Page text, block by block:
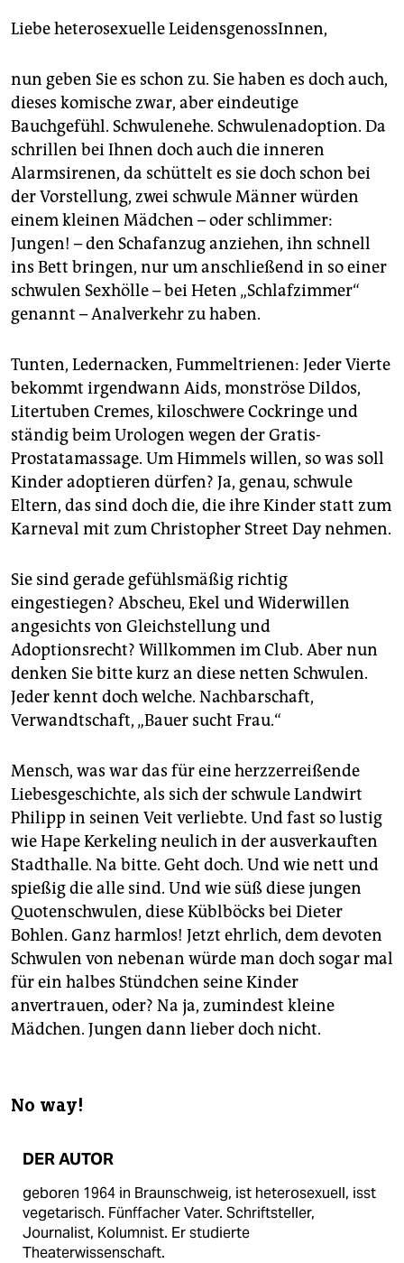
unterstützen
genossenschaft
epaper login
Liebe heterosexuelle LeidensgenossInnen,
nun geben Sie es schon zu. Sie haben es doch auch,
dieses komische zwar, aber eindeutige
Bauchgefühl. Schwulenehe. Schwulenadoption. Da
schrillen bei Ihnen doch auch die inneren
Alarmsirenen, da schüttelt es sie doch schon bei
der Vorstellung, zwei schwule Männer würden
einem kleinen Mädchen – oder schlimmer:
Jungen! – den Schafanzug anziehen, ihn schnell
ins Bett bringen, nur um anschließend in so einer
schwulen Sexhölle – bei Heten „Schlafzimmer“
genannt – Analverkehr zu haben.
Tunten, Ledernacken, Fummeltrienen: Jeder Vierte
bekommt irgendwann Aids, monströse Dildos,
Litertuben Cremes, kiloschwere Cockringe und
ständig beim Urologen wegen der Gratis-
Prostatamassage. Um Himmels willen, so was soll
Kinder adoptieren dürfen? Ja, genau, schwule
Eltern, das sind doch die, die ihre Kinder statt zum
Karneval mit zum Christopher Street Day nehmen.
Sie sind gerade gefühlsmäßig richtig
eingestiegen? Abscheu, Ekel und Widerwillen
angesichts von Gleichstellung und
Adoptionsrecht? Willkommen im Club. Aber nun
denken Sie bitte kurz an diese netten Schwulen.
Jeder kennt doch welche. Nachbarschaft,
Verwandtschaft, „Bauer sucht Frau.“
Mensch, was war das für eine herzzerreißende
Liebesgeschichte, als sich der schwule Landwirt
Philipp in seinen Veit verliebte. Und fast so lustig
wie Hape Kerkeling neulich in der ausverkauften
Stadthalle. Na bitte. Geht doch. Und wie nett und
spießig die alle sind. Und wie süß diese jungen
Quotenschwulen, diese Küblböcks bei Dieter
Bohlen. Ganz harmlos! Jetzt ehrlich, dem devoten
Schwulen von nebenan würde man doch sogar mal
für ein halbes Stündchen seine Kinder
anvertrauen, oder? Na ja, zumindest kleine
Mädchen. Jungen dann lieber doch nicht.
No way!
DER AUTOR
geboren 1964 in Braunschweig, ist heterosexuell, isst
vegetarisch. Fünffacher Vater. Schriftsteller,
Journalist, Kolumnist. Er studierte
Theaterwissenschaft.